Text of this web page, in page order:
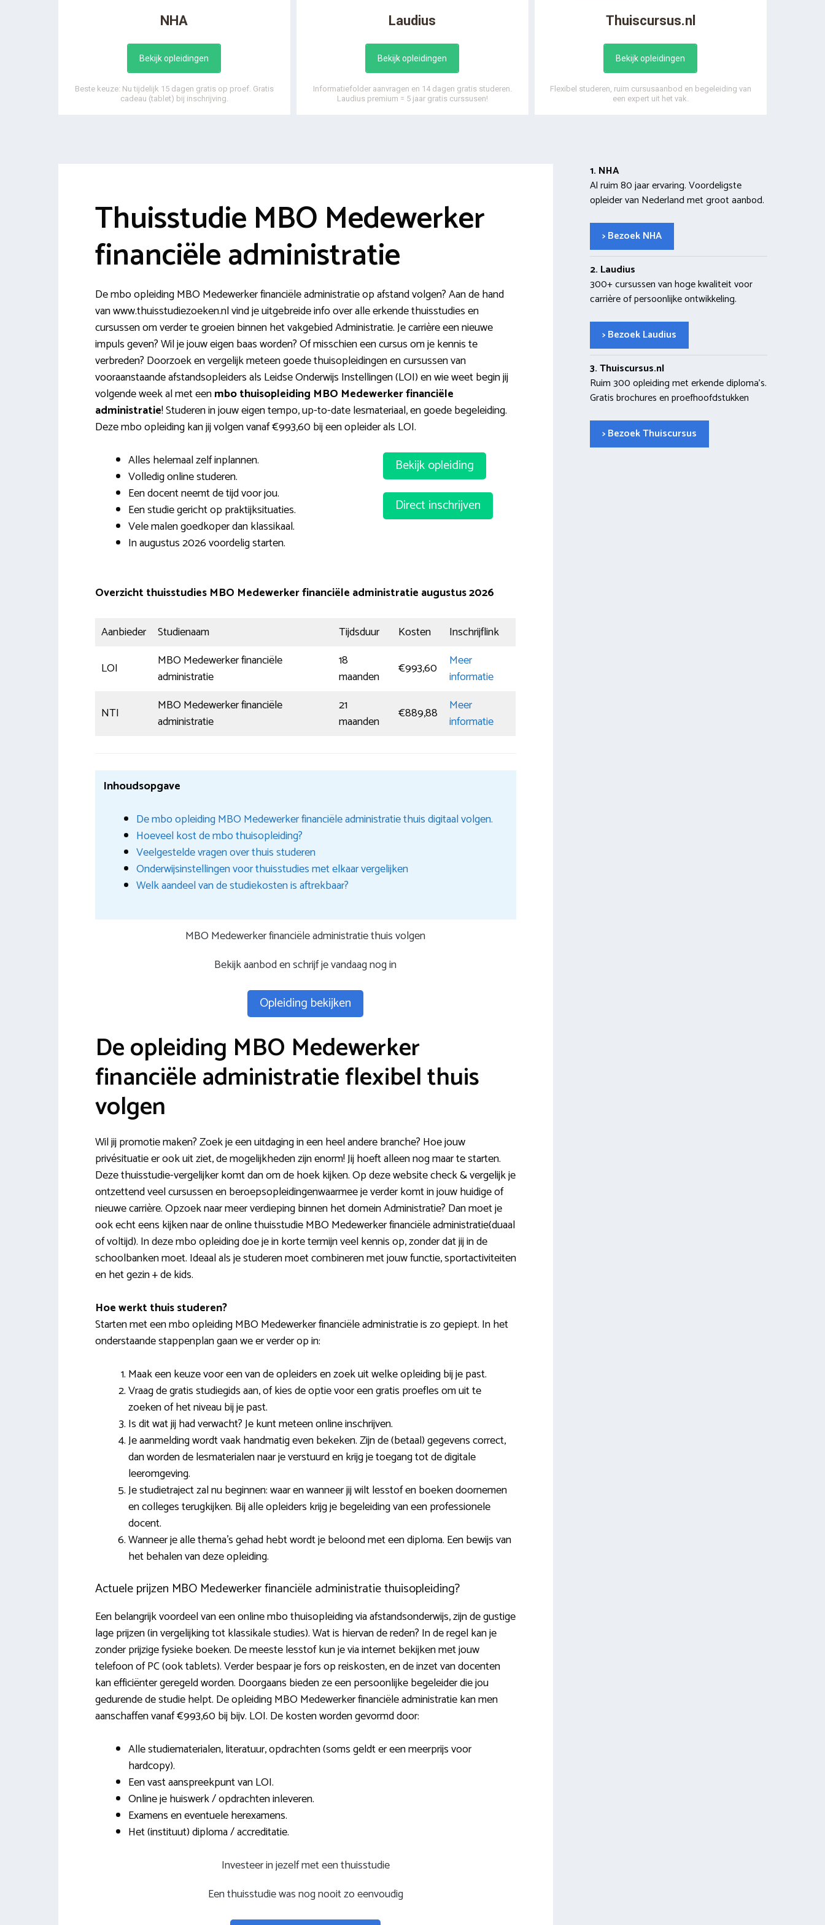
NHA
Bekijk opleidingen
Beste keuze: Nu tijdelijk 15 dagen gratis op proef. Gratis
cadeau (tablet) bij inschrijving.
Laudius
Bekijk opleidingen
Informatiefolder aanvragen en 14 dagen gratis studeren.
Laudius premium = 5 jaar gratis curssusen!
Thuiscursus.nl
Bekijk opleidingen
Flexibel studeren, ruim cursusaanbod en begeleiding van
een expert uit het vak.
Thuisstudie MBO Medewerker
financiële administratie
De mbo opleiding MBO Medewerker financiële administratie op afstand volgen? Aan de hand
van www.thuisstudiezoeken.nl vind je uitgebreide info over alle erkende thuisstudies en
cursussen om verder te groeien binnen het vakgebied Administratie. Je carrière een nieuwe
impuls geven? Wil je jouw eigen baas worden? Of misschien een cursus om je kennis te
verbreden? Doorzoek en vergelijk meteen goede thuisopleidingen en cursussen van
vooraanstaande afstandsopleiders als Leidse Onderwijs Instellingen (LOI) en wie weet begin jij
volgende week al met eenmbo thuisopleiding MBO Medewerker financiële
administratie! Studeren in jouw eigen tempo, up-to-date lesmateriaal, en goede begeleiding.
Deze mbo opleiding kan jij volgen vanaf €993,60 bij een opleider als LOI.
Alles helemaal zelf inplannen.
Volledig online studeren.
Een docent neemt de tijd voor jou.
Een studie gericht op praktijksituaties.
Vele malen goedkoper dan klassikaal.
In augustus 2026 voordelig starten.
Bekijk opleiding
Direct inschrijven
Overzicht thuisstudies MBO Medewerker financiële administratie augustus 2026
Aanbieder Studienaam Tijdsduur Kosten
Inschrijflink
LOI
MBO Medewerker financiële
administratie
18
maanden
€993,60
Meer
informatie
NTI
MBO Medewerker financiële
administratie
21
maanden
€889,88
Meer
informatie
Inhoudsopgave
De mbo opleiding MBO Medewerker financiële administratie thuis digitaal volgen.
Hoeveel kost de mbo thuisopleiding?
Veelgestelde vragen over thuis studeren
Onderwijsinstellingen voor thuisstudies met elkaar vergelijken
Welk aandeel van de studiekosten is aftrekbaar?
MBO Medewerker financiële administratie thuis volgen
Bekijk aanbod en schrijf je vandaag nog in
Opleiding bekijken
De opleiding MBO Medewerker
financiële administratie flexibel thuis
volgen
Wil jij promotie maken? Zoek je een uitdaging in een heel andere branche? Hoe jouw
privésituatie er ook uit ziet, de mogelijkheden zijn enorm! Jij hoeft alleen nog maar te starten.
Deze thuisstudie-vergelijker komt dan om de hoek kijken. Op deze website check & vergelijk je
ontzettend veel cursussen en beroepsopleidingenwaarmee je verder komt in jouw huidige of
nieuwe carrière. Opzoek naar meer verdieping binnen het domein Administratie? Dan moet je
ook echt eens kijken naar de online thuisstudie MBO Medewerker financiële administratie(duaal
of voltijd). In deze mbo opleiding doe je in korte termijn veel kennis op, zonder dat jij in de
schoolbanken moet. Ideaal als je studeren moet combineren met jouw functie, sportactiviteiten
en het gezin + de kids.
Hoe werkt thuis studeren?
Starten met een mbo opleiding MBO Medewerker financiële administratie is zo gepiept. In het
onderstaande stappenplan gaan we er verder op in:
Maak een keuze voor een van de opleiders en zoek uit welke opleiding bij je past.
Vraag de gratis studiegids aan, of kies de optie voor een gratis proefles om uit te
zoeken of het niveau bij je past.
Is dit wat jij had verwacht? Je kunt meteen online inschrijven.
Je aanmelding wordt vaak handmatig even bekeken. Zijn de (betaal) gegevens correct,
dan worden de lesmaterialen naar je verstuurd en krijg je toegang tot de digitale
leeromgeving.
Je studietraject zal nu beginnen: waar en wanneer jij wilt lesstof en boeken doornemen
en colleges terugkijken. Bij alle opleiders krijg je begeleiding van een professionele
docent.
Wanneer je alle thema’s gehad hebt wordt je beloond met een diploma. Een bewijs van
het behalen van deze opleiding.
Actuele prijzen MBO Medewerker financiële administratie thuisopleiding?
Een belangrijk voordeel van een online mbo thuisopleiding via afstandsonderwijs, zijn de gustige
lage prijzen (in vergelijking tot klassikale studies). Wat is hiervan de reden? In de regel kan je
zonder prijzige fysieke boeken. De meeste lesstof kun je via internet bekijken met jouw
telefoon of PC (ook tablets). Verder bespaar je fors op reiskosten, en de inzet van docenten
kan efficiënter geregeld worden. Doorgaans bieden ze een persoonlijke begeleider die jou
gedurende de studie helpt. De opleiding MBO Medewerker financiële administratie kan men
aanschaffen vanaf €993,60 bij bijv. LOI. De kosten worden gevormd door:
Alle studiematerialen, literatuur, opdrachten (soms geldt er een meerprijs voor
hardcopy).
Een vast aanspreekpunt van LOI.
Online je huiswerk / opdrachten inleveren.
Examens en eventuele herexamens.
Het (instituut) diploma / accreditatie.
Investeer in jezelf met een thuisstudie
Een thuisstudie was nog nooit zo eenvoudig
1. NHA
Al ruim 80 jaar ervaring. Voordeligste
opleider van Nederland met groot aanbod.
> Bezoek NHA
2. Laudius
300+ cursussen van hoge kwaliteit voor
carrière of persoonlijke ontwikkeling.
> Bezoek Laudius
3. Thuiscursus.nl
Ruim 300 opleiding met erkende diploma’s.
Gratis brochures en proefhoofdstukken
> Bezoek Thuiscursus